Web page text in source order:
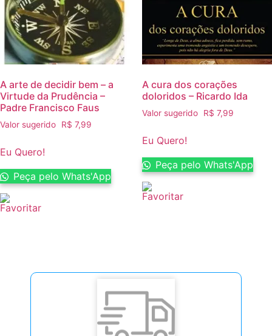
A arte de decidir bem – a
Virtude da Prudência –
Padre Francisco Faus
Valor sugerido R$ 7,99
Eu Quero!
Peça pelo Whats'App
A cura dos corações
doloridos – Ricardo Ida
Valor sugerido R$ 7,99
Eu Quero!
Peça pelo Whats'App